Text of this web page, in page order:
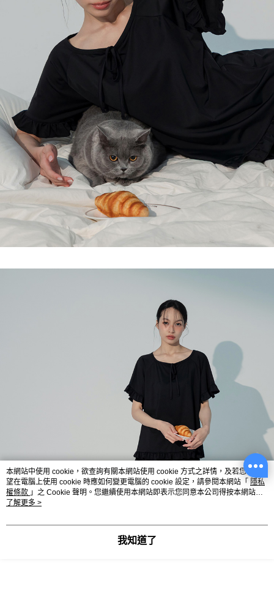
本網站中使用 cookie，欲查詢有關本網站使用 cookie 方式之詳情，及若您不希
望在電腦上使用 cookie 時應如何變更電腦的 cookie 設定，請參閱本網站「 隱私
權條款 」之 Cookie 聲明。您繼續使用本網站即表示您同意本公司得按本網站使
用條款之 Cookie 聲明使用 cookie。
了解更多 >
我知道了